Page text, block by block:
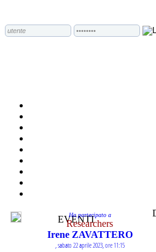
EVENTI
Ha partecipato a
Researchers
Irene ZAVATTERO
, sabato 22 aprile 2023, ore 11:15